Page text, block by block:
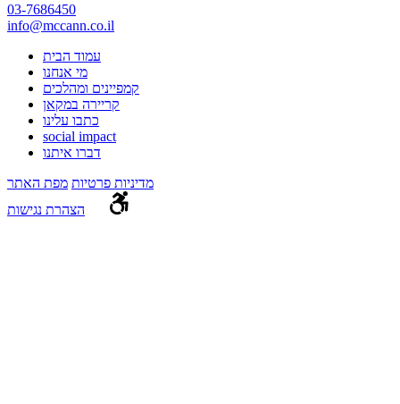
03-7686450
info@mccann.co.il
עמוד הבית
מי אנחנו
קמפיינים ומהלכים
קריירה במקאן
כתבו עלינו
social impact
דברו איתנו
מדיניות פרטיות מפת האתר
הצהרת נגישות